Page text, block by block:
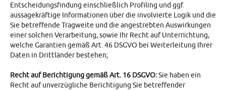
Entscheidungsfindung einschließlich Profiling und ggf.
aussagekräftige Informationen über die involvierte Logik und die
Sie betreffende Tragweite und die angestrebten Auswirkungen
einer solchen Verarbeitung, sowie Ihr Recht auf Unterrichtung,
welche Garantien gemäß Art. 46 DSGVO bei Weiterleitung Ihrer
Daten in Drittländer bestehen;
Recht auf Berichtigung gemäß Art. 16 DSGVO:Sie haben ein
Recht auf unverzügliche Berichtigung Sie betreffender